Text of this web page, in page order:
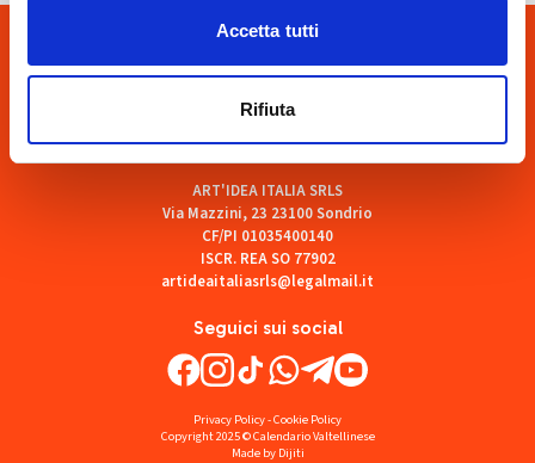
Accetta tutti
Rifiuta
Seguici sui social
ART'IDEA ITALIA SRLS
Via Mazzini, 23 23100 Sondrio
CF/PI 01035400140
ISCR. REA SO 77902
artideaitaliasrls@legalmail.it
Privacy Policy-Cookie Policy
Copyright 2025 © Calendario Valtellinese
Made by Dijiti